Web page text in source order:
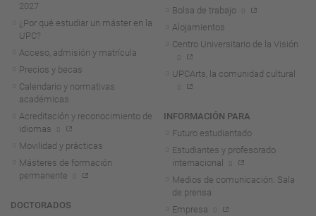
2027
¿Por qué estudiar un máster en la
UPC?
Acceso, admisión y matrícula
Precios y becas
Calendario y normativas
académicas
Acreditación y reconocimiento de
idiomas
Movilidad y prácticas
Másteres de formación
permanente
DOCTORADOS
Bolsa de trabajo
Alojamientos
Centro Universitario de la Visión
UPCArts, la comunidad cultural
INFORMACIÓN PARA
Futuro estudiantado
Estudiantes y profesorado
internacional
Medios de comunicación. Sala
de prensa
Empresa